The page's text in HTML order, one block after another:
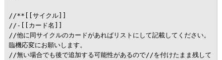
//**[[サイクル]]
//-[[カード名]]
//他に同サイクルのカードがあればリストにして記載してください。
臨機応変にお願いします。
//無い場合でも後で追加する可能性があるので//を付けたまま残して